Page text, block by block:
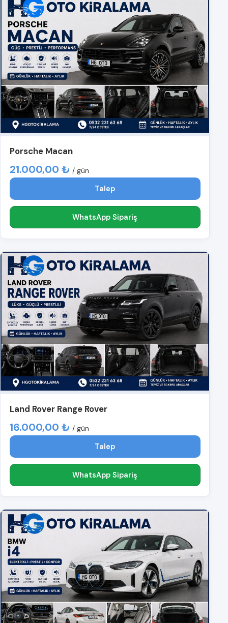
Porsche Macan
21.000,00 ₺ / gün
Talep
WhatsApp Sipariş
Land Rover Range Rover
16.000,00 ₺ / gün
Talep
WhatsApp Sipariş